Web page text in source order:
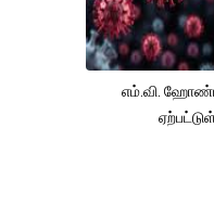
எம்.வி.